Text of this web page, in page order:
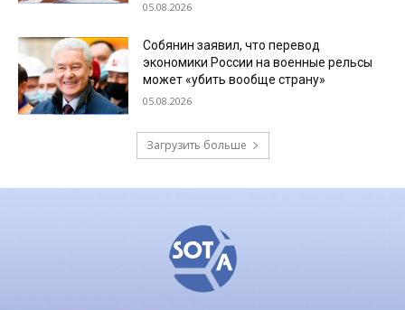
05.08.2026
Собянин заявил, что перевод
экономики России на военные рельсы
может «убить вообще страну»
05.08.2026
Загрузить больше